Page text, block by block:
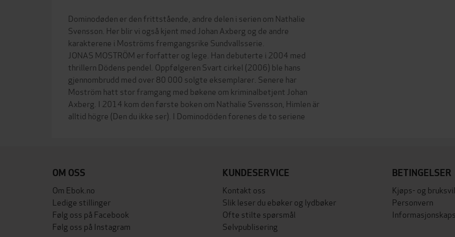
Dominodøden er den frittstående, andre delen i serien om Nathalie
Svensson. Her blir vi også kjent med Johan Axberg og de andre
karakterene i Moströms fremgangsrike Sundvallsserie.
JONAS MOSTRÖM er forfatter og lege. Han debuterte i 2004 med
thrillern Dödens pendel. Oppfølgeren Svart cirkel (2006) ble hans
gjennombrudd med over 80 000 solgte eksemplarer. Senere har
Moström hatt stor framgang med bøkene om kriminalbetjent Johan
Axberg. I 2014 kom den første boken om Nathalie Svensson, Himlen är
OM OSS
Om Ebok.no
Ledige stillinger
Følg oss på Facebook
Følg oss på Instagram
KUNDESERVICE
Kontakt oss
Slik leser du ebøker og lydbøker
Ofte stilte spørsmål
Selvpublisering
BETINGELSER
Kjøps- og
Personvern